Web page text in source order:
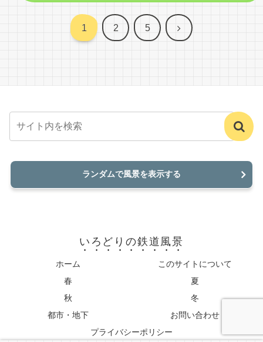
1 2 5 次
ランダムで風景を表示する
いろどりの鉄道風景
ホーム
このサイトについて
春
夏
秋
冬
都市・地下
お問い合わせ
プライバシーポリシー